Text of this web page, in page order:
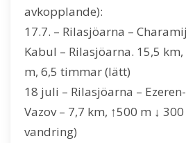
avkopplande):
17.7. – Rilasjöarna –
Kabul – Rilasjöarna. 15,5
m, 6,5 timmar (lätt)
18 juli – Rilasjöarna –
Vazov – 7,7 km, ↑500 m ↓
vandring)